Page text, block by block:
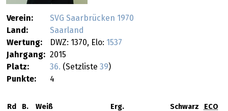
Verein:
SVG Saarbrücken 1970
Land:
Saarland
Wertung:
DWZ: 1370, Elo: 1537
Jahrgang: 2015
Platz:
36. (Setzliste 39)
Punkte:
4
Rd B. Weiß Erg. Schwarz
ECO